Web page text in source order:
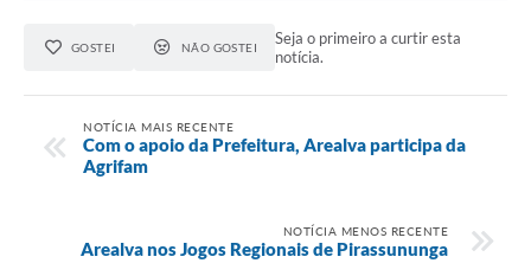
GOSTEI NÃO GOSTEI
Seja o primeiro a curtir esta
notícia.
NOTÍCIA MAIS RECENTE
Com o apoio da Prefeitura, Arealva participa da
Agrifam
NOTÍCIA MENOS RECENTE
Arealva nos Jogos Regionais de Pirassununga